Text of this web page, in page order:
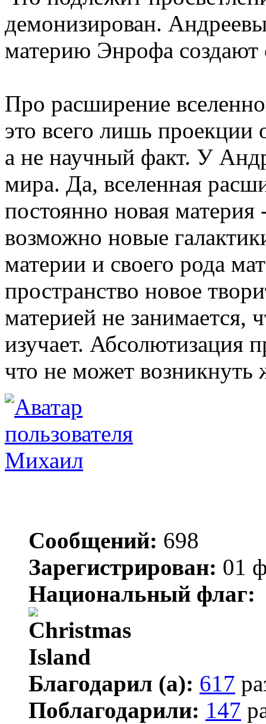
демонизирован.
материю Энрофа создают
Про расширение
это всего лишь проекции
а не научный факт. У
мира. Да, вселенная
постоянно новая материя
возможно новые
материи и своего рода
пространство новое
материей не занимается,
изучает. Абсолютизация
что не может возникнуть
Михаил
Сообщений: 698
Зарегистрирован: 01
Национальный флаг:
Благодарил (а): 617
Поблагодарили: 147